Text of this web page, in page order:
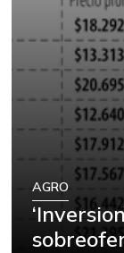
AGRO